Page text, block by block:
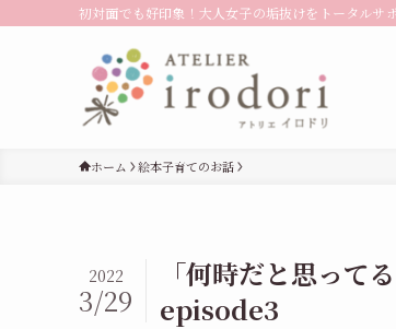
初対面でも好印象！大人女子の垢抜けをトータルサ
ホーム 絵本子育てのお話
「何時だと思って
episode3
2022
3/29